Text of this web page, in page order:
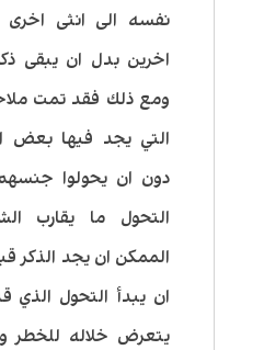
نفسه الى انثى
اخرين بدل ان يبقى
ومع ذلك فقد تمت
التي يجد فيها بعض
دون ان يحولوا
التحول ما يقارب
الممكن ان يجد الذكر
ان يبدأ التحول الذي
يتعرض خلاله للخطر